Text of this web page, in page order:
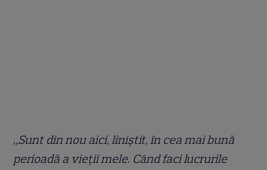
„Sunt din nou aici, liniștit, în cea mai bună
perioadă a vieții mele. Când faci lucrurile